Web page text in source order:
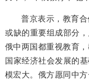
普京表示，教育
或缺的重要组成部分
俄中两国都重视教育
国家经济社会发展的
模宏大。俄方愿同中